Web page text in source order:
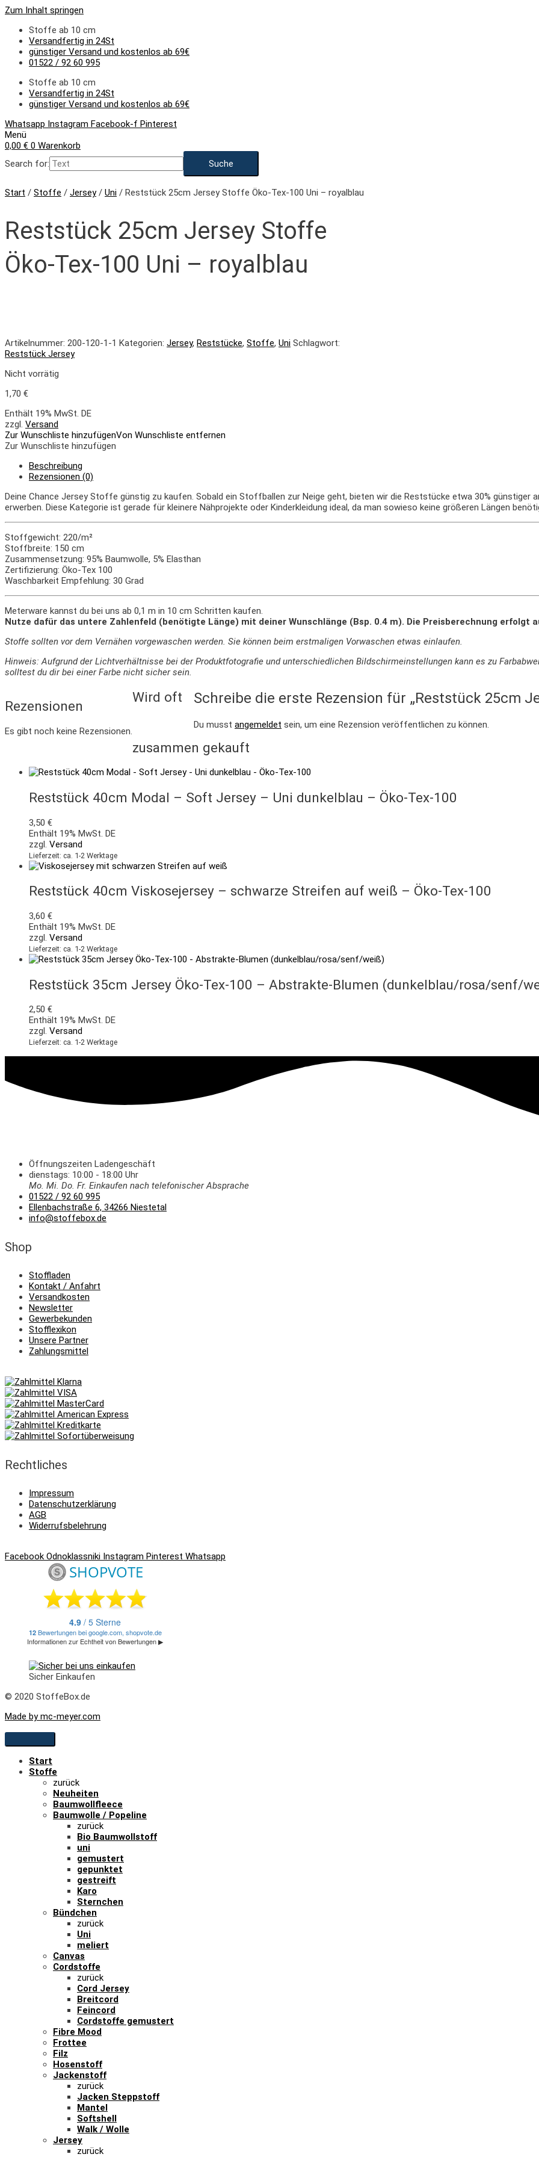
Zum Inhalt springen
Stoffe ab 10 cm
Versandfertig in 24St
günstiger Versand und kostenlos ab 69€
01522 / 92 60 995
Stoffe ab 10 cm
Versandfertig in 24St
günstiger Versand und kostenlos ab 69€
Whatsapp Instagram Facebook-f Pinterest
Menü
0,00 € 0 Warenkorb
Search for:
Start / Stoffe / Jersey/ Uni / Reststück 25cm Jersey Stoffe Öko-Tex-100 Uni – royalblau
Reststück 25cm Jersey Stoffe
Öko-Tex-100 Uni – royalblau
Artikelnummer: 200-120-1-1 Kategorien: Jersey, Reststücke, Stoffe, Uni Schlagwort:
Reststück Jersey
Nicht vorrätig
1,70 €
Enthält 19% MwSt. DE
zzgl. Versand
Zur Wunschliste hinzufügenVon Wunschliste entfernen
Zur Wunschliste hinzufügen
Beschreibung
Rezensionen (0)
Deine Chance Jersey Stoffe günstig zu kaufen. Sobald ein Stoffballen zur Neige geht, bieten wir die Reststücke etwa 30%
erwerben. Diese Kategorie ist gerade für kleinere Nähprojekte oder Kinderkleidung ideal, da man sowieso keine größeren Längen
Stoffgewicht: 220/m²
Stoffbreite: 150 cm
Zusammensetzung: 95% Baumwolle, 5% Elasthan
Zertifizierung: Öko-Tex 100
Waschbarkeit Empfehlung: 30 Grad
Meterware kannst du bei uns ab 0,1 m in 10 cm Schritten kaufen.
Nutze dafür das untere Zahlenfeld (benötigte Länge) mit deiner Wunschlänge (Bsp. 0.4 m). Die Preisberechnung erfolgt
Stoffe sollten vor dem Vernähen vorgewaschen werden. Sie können beim erstmaligen Vorwaschen etwas einlaufen.
Hinweis: Aufgrund der Lichtverhältnisse bei der Produktfotografie und unterschiedlichen Bildschirmeinstellungen kann es zu
solltest du dir bei einer Farbe nicht sicher sein.
Rezensionen
Es gibt noch keine Rezensionen.
Schreibe die erste Rezension für „Reststück 25cm
Du musst angemeldet sein, um eine Rezension veröffentlichen zu können.
Wird oft
zusammen gekauft
Reststück 40cm Modal – Soft Jersey – Uni dunkelblau – Öko-Tex-100
3,50 €
Enthält 19% MwSt. DE
zzgl. Versand
Lieferzeit: ca. 1-2 Werktage
Reststück 40cm Viskosejersey – schwarze Streifen auf weiß – Öko-Tex-100
3,60 €
Enthält 19% MwSt. DE
zzgl. Versand
Lieferzeit: ca. 1-2 Werktage
Reststück 35cm Jersey Öko-Tex-100 – Abstrakte-Blumen (dunkelblau/rosa/senf/
2,50 €
Enthält 19% MwSt. DE
zzgl. Versand
Lieferzeit: ca. 1-2 Werktage
Öffnungszeiten Ladengeschäft
dienstags: 10:00 - 18:00 Uhr
Mo. Mi. Do. Fr. Einkaufen nach telefonischer Absprache
01522 / 92 60 995
Ellenbachstraße 6, 34266 Niestetal
info@stoffebox.de
Shop
Stoffladen
Kontakt / Anfahrt
Versandkosten
Newsletter
Gewerbekunden
Stofflexikon
Unsere Partner
Zahlungsmittel
Rechtliches
Impressum
Datenschutzerklärung
AGB
Widerrufsbelehrung
Facebook Odnoklassniki Instagram Pinterest Whatsapp
Sicher Einkaufen
© 2020 StoffeBox.de
Made by mc-meyer.com
Start
Stoffe
zurück
Neuheiten
Baumwollfleece
Baumwolle / Popeline
zurück
Bio Baumwollstoff
uni
gemustert
gepunktet
gestreift
Karo
Sternchen
Bündchen
zurück
Uni
meliert
Canvas
Cordstoffe
zurück
Cord Jersey
Breitcord
Feincord
Cordstoffe gemustert
Fibre Mood
Frottee
Filz
Hosenstoff
Jackenstoff
zurück
Jacken Steppstoff
Mantel
Softshell
Walk / Wolle
Jersey
zurück